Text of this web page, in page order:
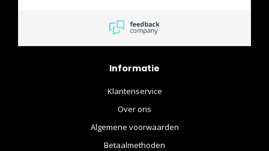
Informatie
Klantenservice
Over ons
Algemene voorwaarden
Betaalmethoden